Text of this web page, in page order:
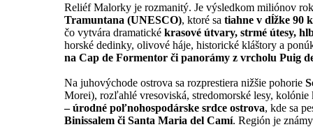
Reliéf Malorky je rozmanitý. Je výsledkom miliónov
Tramuntana (UNESCO), ktoré sa tiahne v dĺžke 90
čo vytvára dramatické krasové útvary, strmé útesy,
horské dedinky, olivové háje, historické kláštory a
na Cap de Formentor či panorámy z vrcholu Puig
Na juhovýchode ostrova sa rozprestiera nižšie pohorie
Morei), rozľahlé vresoviská, stredomorské lesy,
– úrodné poľnohospodárske srdce ostrova, kde sa
Binissalem či Santa Maria del Camí. Región je